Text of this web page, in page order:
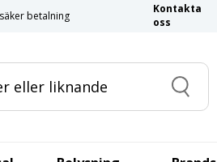
betalning
Kontakta
oss
Search